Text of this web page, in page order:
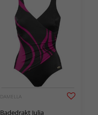
DAMELLA
Badedrakt Julia